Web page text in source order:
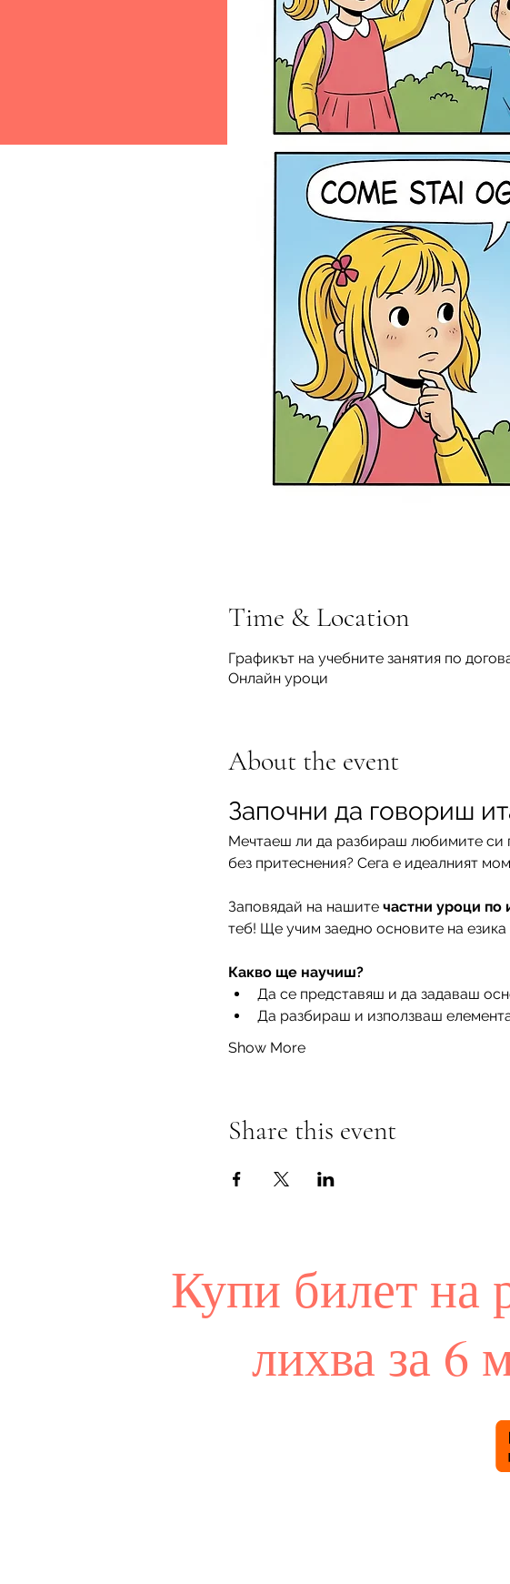
Time & Location
Графикът на учебните занятия по
Онлайн уроци
About the event
Започни да говориш
Мечтаеш ли да разбираш любимите си
без притеснения? Сега е идеалният
Заповядай на нашите частни уроци по
теб! Ще учим заедно основите на
Какво ще научиш?
Да се представяш и да задаваш
Да разбираш и използваш
Show More
Share this event
Купи билет на
лихва за 6